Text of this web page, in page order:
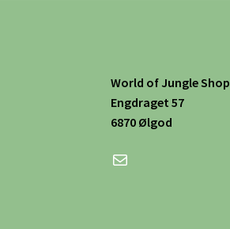
World of Jungle Shop
Engdraget 57
6870 Ølgod
Mail